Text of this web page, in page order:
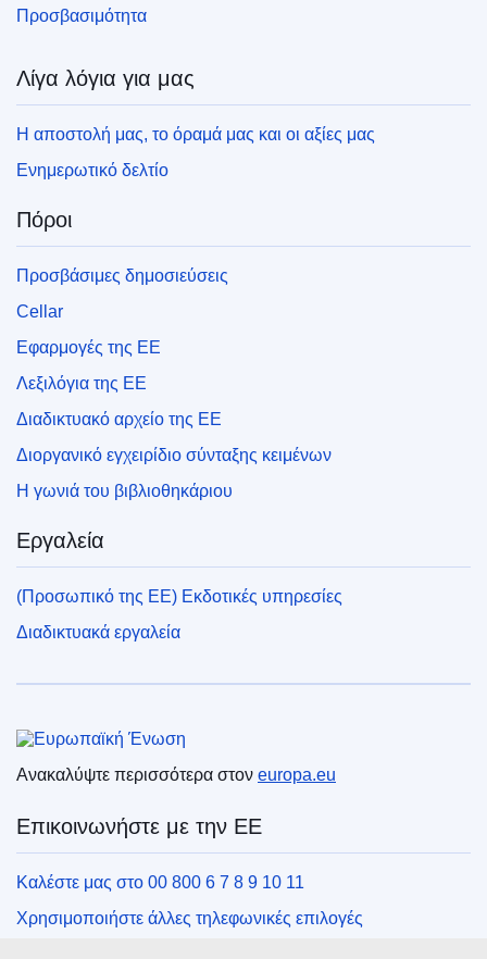
Προσβασιμότητα
Λίγα λόγια για μας
Η αποστολή μας, το όραμά μας και οι αξίες μας
Ενημερωτικό δελτίο
Πόροι
Προσβάσιμες δημοσιεύσεις
Cellar
Εφαρμογές της ΕΕ
Λεξιλόγια της ΕΕ
Διαδικτυακό αρχείο της ΕΕ
Διοργανικό εγχειρίδιο σύνταξης κειμένων
Η γωνιά του βιβλιοθηκάριου
Εργαλεία
(Προσωπικό της ΕΕ) Εκδοτικές υπηρεσίες
Διαδικτυακά εργαλεία
Ανακαλύψτε περισσότερα στον europa.eu
Επικοινωνήστε με την ΕΕ
Καλέστε μας στο 00 800 6 7 8 9 10 11
Χρησιμοποιήστε άλλες τηλεφωνικές επιλογές